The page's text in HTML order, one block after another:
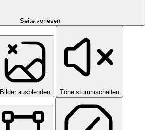
Seite vorlesen
Bilder ausblenden Töne stummschalten